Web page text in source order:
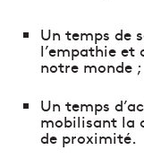
Un temps de
l’empathie et
notre monde ;
Un temps
mobilisant la
de proximité.